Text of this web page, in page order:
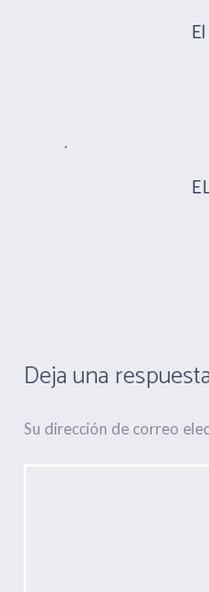
Deja una respuesta
Su dirección de correo